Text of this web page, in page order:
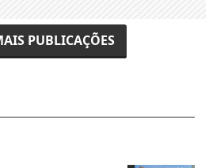
PUBLICAÇÕES